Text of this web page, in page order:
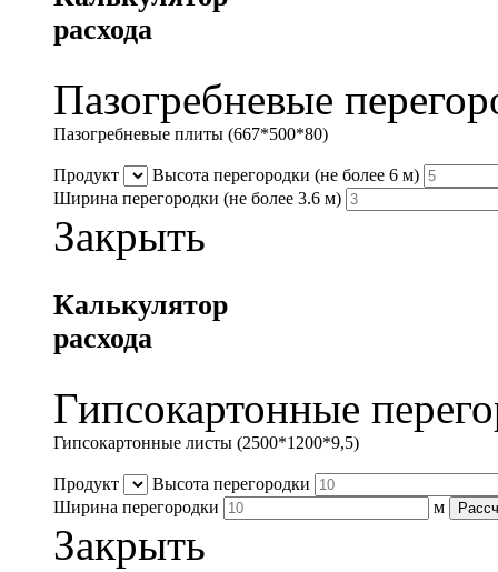
расхода
Пазогребневые
Пазогребневые плиты (667*500*80)
Продукт Высота перегородки (не более 6 м)
Ширина перегородки (не более 3.6 м)
Закрыть
Калькулятор
расхода
Гипсокартонные
Гипсокартонные листы (2500*1200*9,5)
Продукт
Высота перегородки
Ширина перегородки
м
Закрыть